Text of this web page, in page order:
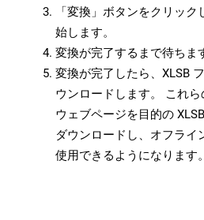
「変換」ボタンをクリッ
始します。
変換が完了するまで待ちま
変換が完了したら、XLSB
ウンロードします。 これら
ウェブページを目的の
ダウンロードし、オフライ
使用できるようになります。